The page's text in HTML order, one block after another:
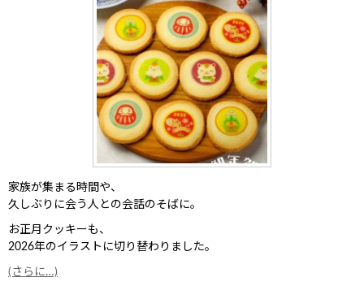
退職・異動の挨拶におすすめのお菓子ギ
フト5選
家族が集まる時間や、
久しぶりに会う人との会話のそばに。
お正月クッキーも、
2026年のイラストに切り替わりました。
(さらに…)